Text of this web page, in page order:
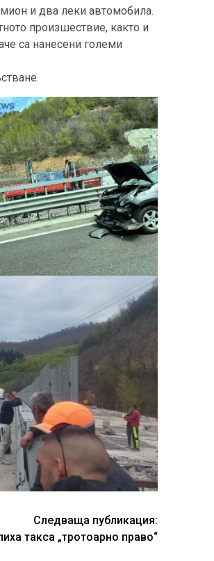
и два леки автомобила.
произшествие, както и
са нанесени големи
Следваща публикация:
такса „тротоарно право“